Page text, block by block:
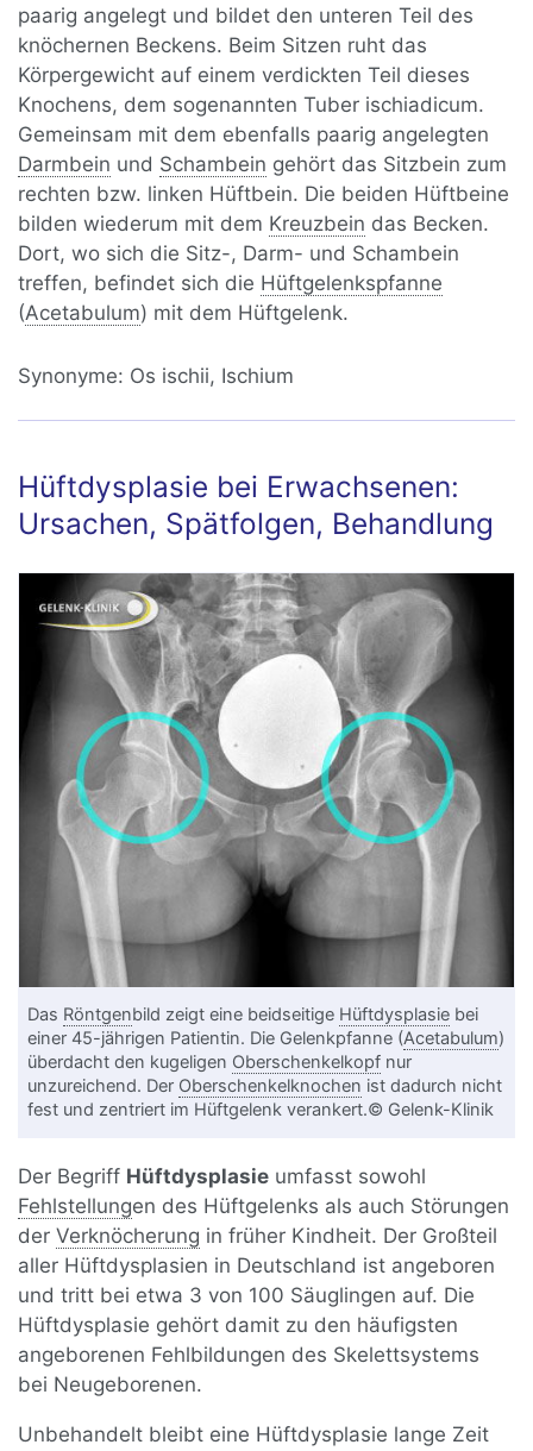
paarig angelegt und bildet den unteren Teil des
knöchernen Beckens. Beim Sitzen ruht das
Körpergewicht auf einem verdickten Teil dieses
Knochens, dem sogenannten Tuber ischiadicum.
Gemeinsam mit dem ebenfalls paarig angelegten
Darmbein und Schambein gehört das Sitzbein zum
rechten bzw. linken Hüftbein. Die beiden Hüftbeine
bilden wiederum mit dem Kreuzbein das Becken.
Dort, wo sich die Sitz-, Darm- und Schambein
treffen, befindet sich die Hüftgelenkspfanne
(Acetabulum) mit dem Hüftgelenk.
Synonyme: Os ischii, Ischium
Hüftdysplasie bei Erwachsenen:
Ursachen, Spätfolgen, Behandlung
Das Röntgenbild zeigt eine beidseitige Hüftdysplasie bei
einer 45-jährigen Patientin. Die Gelenkpfanne (Acetabulum)
überdacht den kugeligen Oberschenkelkopf nur
unzureichend. Der Oberschenkelknochen ist dadurch nicht
fest und zentriert im Hüftgelenk verankert.© Gelenk-Klinik
Der Begriff Hüftdysplasie umfasst sowohl
Fehlstellungen des Hüftgelenks als auch Störungen
derVerknöcherung in früher Kindheit. Der Großteil
aller Hüftdysplasien in Deutschland ist angeboren
und tritt bei etwa 3 von 100 Säuglingen auf. Die
Hüftdysplasie gehört damit zu den häufigsten
angeborenen Fehlbildungen des Skelettsystems
bei Neugeborenen.
Unbehandelt bleibt eine Hüftdysplasie lange Zeit